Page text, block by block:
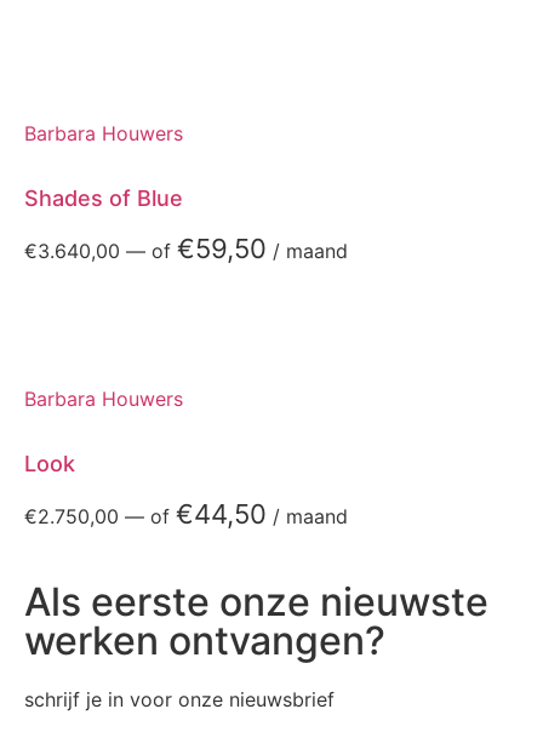
Barbara Houwers
Shades of Blue
€3.640,00 — of €59,50 / maand
Barbara Houwers
Look
€2.750,00 — of €44,50 / maand
Als eerste onze nieuwste
werken ontvangen?
schrijf je in voor onze nieuwsbrief